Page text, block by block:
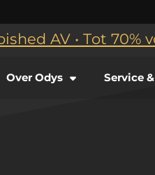
AV • Tot 70%
Over Odys Service